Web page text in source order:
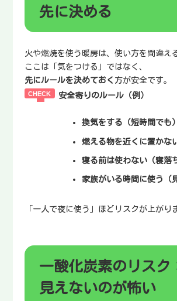
先に決める
火や燃焼を使う暖房は、使い方を間違え
ここは「気をつける」ではなく、
先にルールを決めておく 方が安全です。
安全寄りのルール（例）
換気をする（短時間でも）
燃える物を近くに置かな
寝る前は使わない（寝落
家族がいる時間に使う（
「一人で夜に使う」ほどリスクが上がり
一酸化炭素のリスク
見えないのが怖い